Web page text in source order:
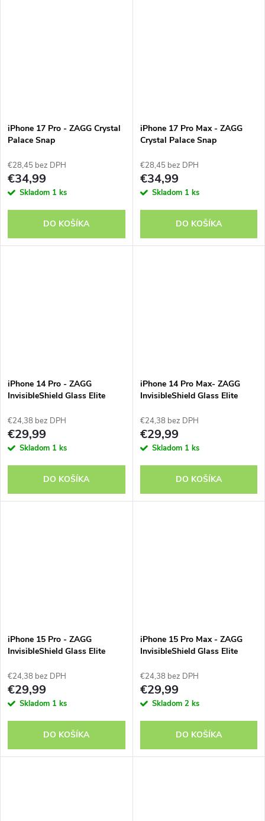
iPhone 17 Pro - ZAGG Crystal
Palace Snap
€28,45 bez DPH
€34,99
Skladom 1 ks
DO KOŠÍKA
iPhone 17 Pro Max - ZAGG
Crystal Palace Snap
€28,45 bez DPH
€34,99
Skladom 1 ks
DO KOŠÍKA
iPhone 14 Pro - ZAGG
InvisibleShield Glass Elite
€24,38 bez DPH
€29,99
Skladom 1 ks
DO KOŠÍKA
iPhone 14 Pro Max- ZAGG
InvisibleShield Glass Elite
€24,38 bez DPH
€29,99
Skladom 1 ks
DO KOŠÍKA
iPhone 15 Pro - ZAGG
InvisibleShield Glass Elite
€24,38 bez DPH
€29,99
Skladom 1 ks
DO KOŠÍKA
iPhone 15 Pro Max - ZAGG
InvisibleShield Glass Elite
€24,38 bez DPH
€29,99
Skladom 2 ks
DO KOŠÍKA